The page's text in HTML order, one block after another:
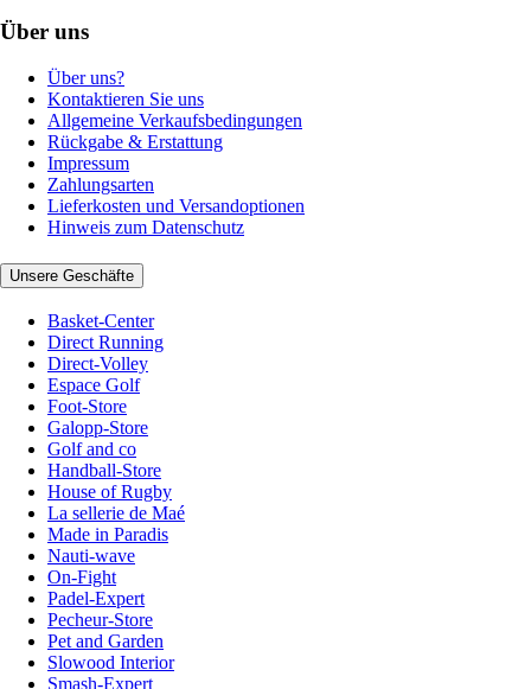
Über uns
Über uns?
Kontaktieren Sie uns
Allgemeine Verkaufsbedingungen
Rückgabe & Erstattung
Impressum
Zahlungsarten
Lieferkosten und Versandoptionen
Hinweis zum Datenschutz
Unsere Geschäfte
Basket-Center
Direct Running
Direct-Volley
Espace Golf
Foot-Store
Galopp-Store
Golf and co
Handball-Store
House of Rugby
La sellerie de Maé
Made in Paradis
Nauti-wave
On-Fight
Padel-Expert
Pecheur-Store
Pet and Garden
Slowood Interior
Smash-Expert